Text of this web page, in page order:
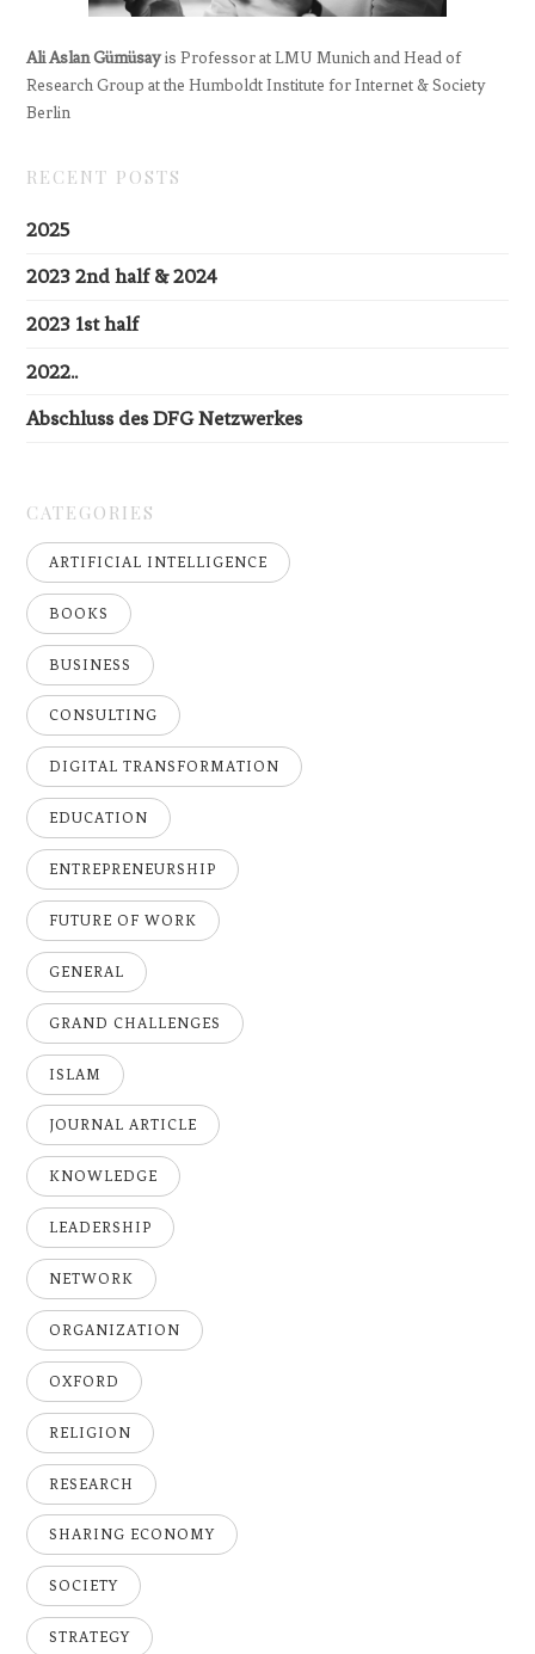
Ali Aslan Gümüsayis Professor at LMU Munich and Head of
Research Group at the Humboldt Institute for Internet & Society
Berlin
RECENT POSTS
2025
2023 2nd half & 2024
2023 1st half
2022..
Abschluss des DFG Netzwerkes
CATEGORIES
ARTIFICIAL INTELLIGENCE
BOOKS
BUSINESS
CONSULTING
DIGITAL TRANSFORMATION
EDUCATION
ENTREPRENEURSHIP
FUTURE OF WORK
GENERAL
GRAND CHALLENGES
ISLAM
JOURNAL ARTICLE
KNOWLEDGE
LEADERSHIP
NETWORK
ORGANIZATION
OXFORD
RELIGION
RESEARCH
SHARING ECONOMY
SOCIETY
STRATEGY